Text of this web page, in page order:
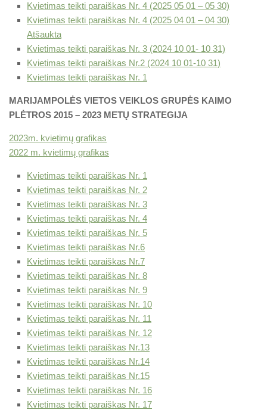
Kvietimas teikti paraiškas Nr. 4 (2025 05 01 – 05 30)
Kvietimas teikti paraiškas Nr. 4 (2025 04 01 – 04 30)
Atšaukta
Kvietimas teikti paraiškas Nr. 3 (2024 10 01- 10 31)
Kvietimas teikti paraiškas Nr.2 (2024 10 01-10 31)
Kvietimas teikti paraiškas Nr. 1
MARIJAMPOLĖS VIETOS VEIKLOS GRUPĖS KAIMO
PLĖTROS 2015 – 2023 METŲ STRATEGIJA
2023m. kvietimų grafikas
2022 m. kvietimų grafikas
Kvietimas teikti paraiškas Nr. 1
Kvietimas teikti paraiškas Nr. 2
Kvietimas teikti paraiškas Nr. 3
Kvietimas teikti paraiškas Nr. 4
Kvietimas teikti paraiškas Nr. 5
Kvietimas teikti paraiškas Nr.6
Kvietimas teikti paraiškas Nr.7
Kvietimas teikti paraiškas Nr. 8
Kvietimas teikti paraiškas Nr. 9
Kvietimas teikti paraiškas Nr. 10
Kvietimas teikti paraiškas Nr. 11
Kvietimas teikti paraiškas Nr. 12
Kvietimas teikti paraiškas Nr.13
Kvietimas teikti paraiškas Nr.14
Kvietimas teikti paraiškas Nr.15
Kvietimas teikti paraiškas Nr. 16
Kvietimas teikti paraiškas Nr. 17